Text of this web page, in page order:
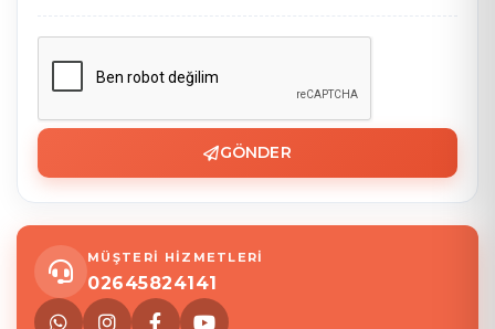
GÖNDER
MÜŞTERİ HİZMETLERİ
02645824141